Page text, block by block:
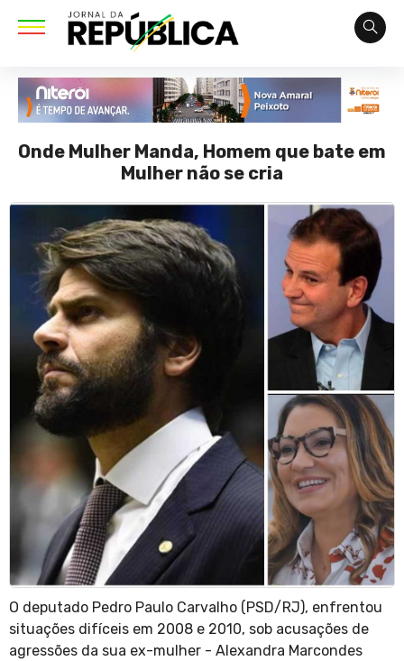
Onde Mulher Manda, Homem que bate em
Mulher não se cria
O deputado Pedro Paulo Carvalho (PSD/RJ), enfrentou
situações difíceis em 2008 e 2010, sob acusações de
agressões da sua ex-mulher - Alexandra Marcondes